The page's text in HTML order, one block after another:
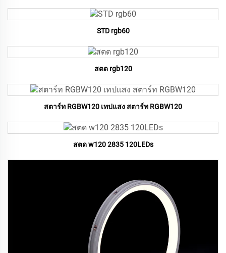
STD rgb60
สตด rgb120
สตาร์ท RGBW120 เทปแสง สตาร์ท RGBW120
สตด w120 2835 120LEDs